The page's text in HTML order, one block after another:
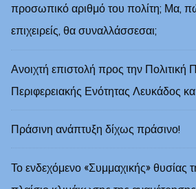
προσωπικό αριθμό του πολίτη; Μα,
επιχειρείς, θα συναλλάσσεσαι;
Ανοιχτή επιστολή προς την Πολιτική
Περιφερειακής Ενότητας Λευκάδος
Πράσινη ανάπτυξη δίχως πράσινο!
Το ενδεχόμενο «Συμμαχικής» θυσίας